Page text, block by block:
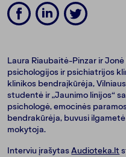
Laura Riaubaitė-Pinzar ir
psichologijos ir psichiatrijos
klinikos bendraįkūrėja,
studentė ir „Jaunimo linijos“
psichologė, emocinės
bendrakūrėja, buvusi ilgametė
mokytoja.
Interviu įrašytasAudioteka.lt